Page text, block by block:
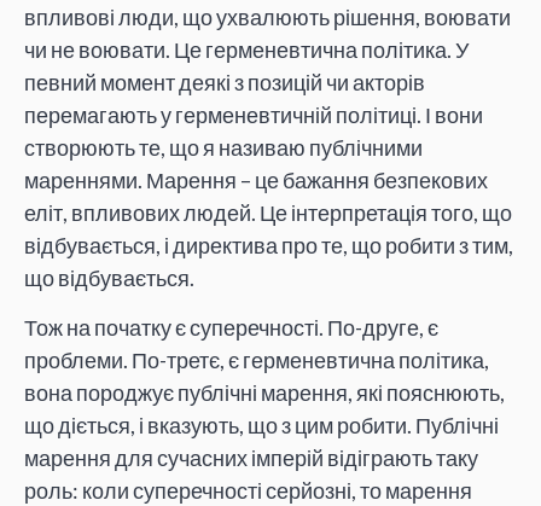
впливові люди, що ухвалюють рішення, воювати
чи не воювати. Це герменевтична політика. У
певний момент деякі з позицій чи акторів
перемагають у герменевтичній політиці. І вони
створюють те, що я називаю публічними
мареннями. Марення – це бажання безпекових
еліт, впливових людей. Це інтерпретація того, що
відбувається, і директива про те, що робити з тим,
що відбувається.
Тож на початку є суперечності. По-друге, є
проблеми. По-третє, є герменевтична політика,
вона породжує публічні марення, які пояснюють,
що діється, і вказують, що з цим робити. Публічні
марення для сучасних імперій відіграють таку
роль: коли суперечності серйозні, то марення